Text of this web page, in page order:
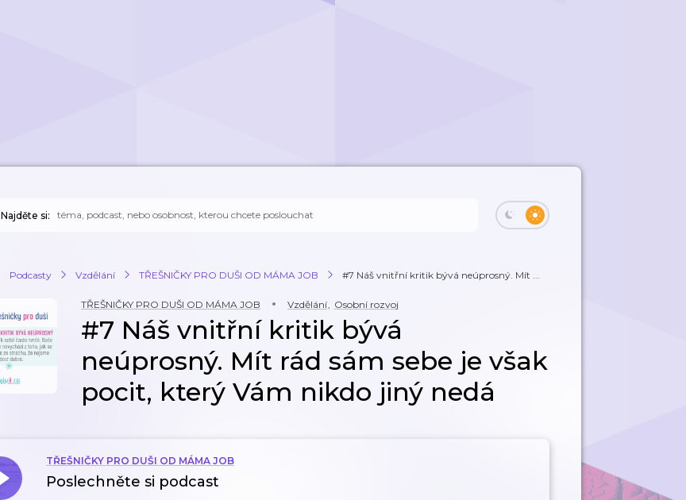
Najděte si:
Podcasty Vzdělání TŘEŠNIČKY PRO DUŠI OD MÁMA JOB #7 Náš vnitřní kritik bývá neúprosný. Mít ...
TŘEŠNIČKY PRO DUŠI OD MÁMA JOB Vzdělání, Osobní rozvoj
#7 Náš vnitřní kritik bývá
neúprosný. Mít rád sám sebe je však
pocit, který Vám nikdo jiný nedá
TŘEŠNIČKY PRO DUŠI OD MÁMA JOB
Poslechněte si podcast